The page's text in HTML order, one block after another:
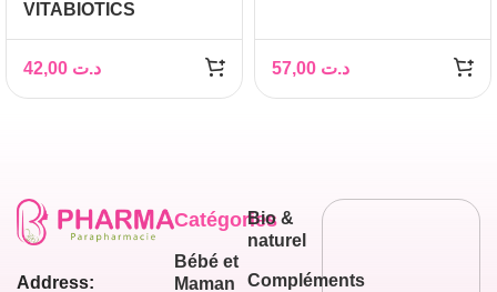
VITABIOTICS
ORIGINAL B/30
د.ت د.ت
Address:
Catégories
Bébé et
Maman
Bio &
naturel
Compléments